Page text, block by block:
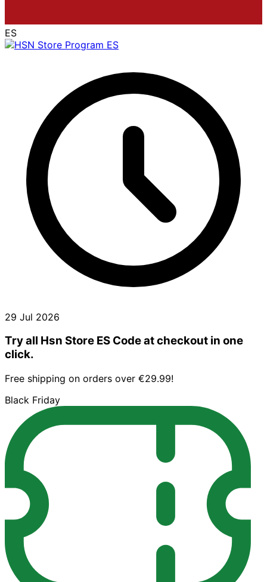
ES
29 Jul 2026
Try all Hsn Store ES Code at checkout in one
click.
Free shipping on orders over €29.99!
Black Friday